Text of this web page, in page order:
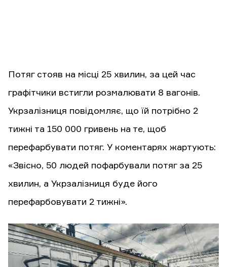
Потяг стояв на місці 25 хвилин, за цей час
графітчики встигли розмалювати 8 вагонів.
Укрзалізниця повідомляє, що їй потрібно 2
тижні та 150 000 гривень на те, щоб
перефарбувати потяг. У коментарях жартують:
«Звісно, 50 людей пофарбували потяг за 25
хвилин, а Укрзалізниця буде його
перефарбовувати 2 тижні».